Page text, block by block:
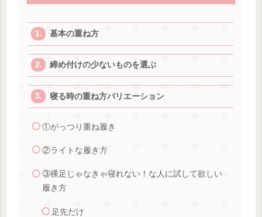
基本の重ね方
締め付けの少ないものを選ぶ
寝る時の重ね方バリエーション
①がっつり重ね履き
②ライトな履き方
③裸足じゃなきゃ寝れない！な人に試して欲しい
履き方
足先だけ